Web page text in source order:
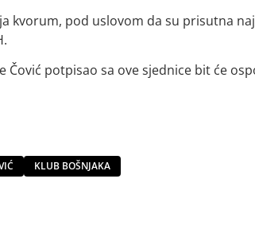
kvorum, pod uslovom da su prisutna
Čović potpisao sa ove sjednice bit će
KLUB BOŠNJAKA